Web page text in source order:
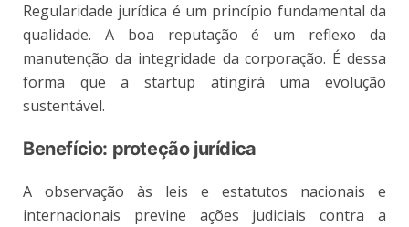
Regularidade jurídica é um princípio fundamental da
qualidade. A boa reputação é um reflexo da
manutenção da integridade da corporação. É dessa
forma que a startup atingirá uma evolução
sustentável.
Benefício: proteção jurídica
A observação às leis e estatutos nacionais e
internacionais previne ações judiciais contra a